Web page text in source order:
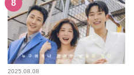
2025.08.08